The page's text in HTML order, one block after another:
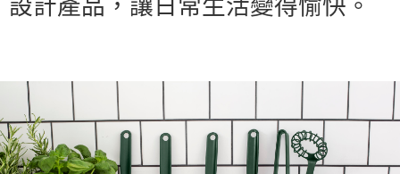
設計產品，讓日常生活變得愉快。